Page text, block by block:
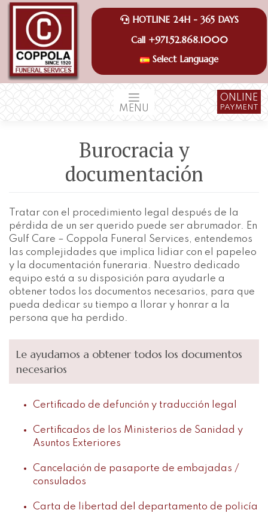
Saltar
contenido
HOTLINE 24H - 365 DAYS
Call +971.52.868.1000
Select Language
MENU
ONLINE
PAYMENT
Burocracia y
documentación
Tratar con el procedimiento legal después de la
pérdida de un ser querido puede ser abrumador. En
Gulf Care – Coppola Funeral Services, entendemos
las complejidades que implica lidiar con el papeleo
y la documentación funeraria. Nuestro dedicado
equipo está a su disposición para ayudarle a
obtener todos los documentos necesarios, para que
pueda dedicar su tiempo a llorar y honrar a la
persona que ha perdido.
Le ayudamos a obtener todos los documentos
necesarios
Certificado de defunción y traducción legal
Certificados de los Ministerios de Sanidad y
Asuntos Exteriores
Cancelación de pasaporte de embajadas /
consulados
Carta de libertad del departamento de policía